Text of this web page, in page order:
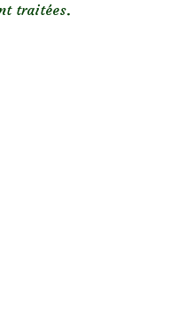
traitées.